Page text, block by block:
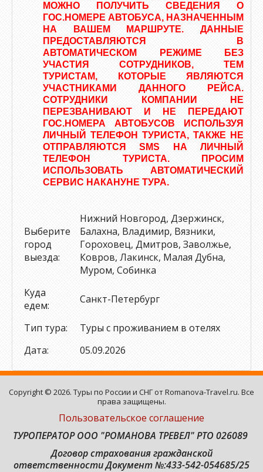
МОЖНО ПОЛУЧИТЬ СВЕДЕНИЯ О
ГОС.НОМЕРЕ АВТОБУСА, НАЗНАЧЕННЫМ
НА ВАШЕМ МАРШРУТЕ. ДАННЫЕ
ПРЕДОСТАВЛЯЮТСЯ В
АВТОМАТИЧЕСКОМ РЕЖИМЕ БЕЗ
УЧАСТИЯ СОТРУДНИКОВ, ТЕМ
ТУРИСТАМ, КОТОРЫЕ ЯВЛЯЮТСЯ
УЧАСТНИКАМИ ДАННОГО РЕЙСА.
СОТРУДНИКИ КОМПАНИИ НЕ
ПЕРЕЗВАНИВАЮТ И НЕ ПЕРЕДАЮТ
ГОС.НОМЕРА АВТОБУСОВ ИСПОЛЬЗУЯ
ЛИЧНЫЙ ТЕЛЕФОН ТУРИСТА, ТАКЖЕ НЕ
ОТПРАВЛЯЮТСЯ SMS НА ЛИЧНЫЙ
ТЕЛЕФОН ТУРИСТА. ПРОСИМ
ИСПОЛЬЗОВАТЬ АВТОМАТИЧЕСКИЙ
СЕРВИС НАКАНУНЕ ТУРА.
Выберите
город
выезда:
Нижний Новгород, Дзержинск,
Балахна, Владимир, Вязники,
Гороховец, Дмитров, Заволжье,
Ковров, Лакинск, Малая Дубна,
Муром, Собинка
Куда
едем:
Санкт-Петербург
Тип тура:
Туры с проживанием в отелях
Дата:
05.09.2026
Copyright © 2026. Туры по России и СНГ от Romanova-Travel.ru. Все
права защищены.
Пользовательское соглашение
ТУРОПЕРАТОР ООО "РОМАНОВА ТРЕВЕЛ" РТО 026089
Договор страхования гражданской
ответственностиДокумент №:433-542-054685/25